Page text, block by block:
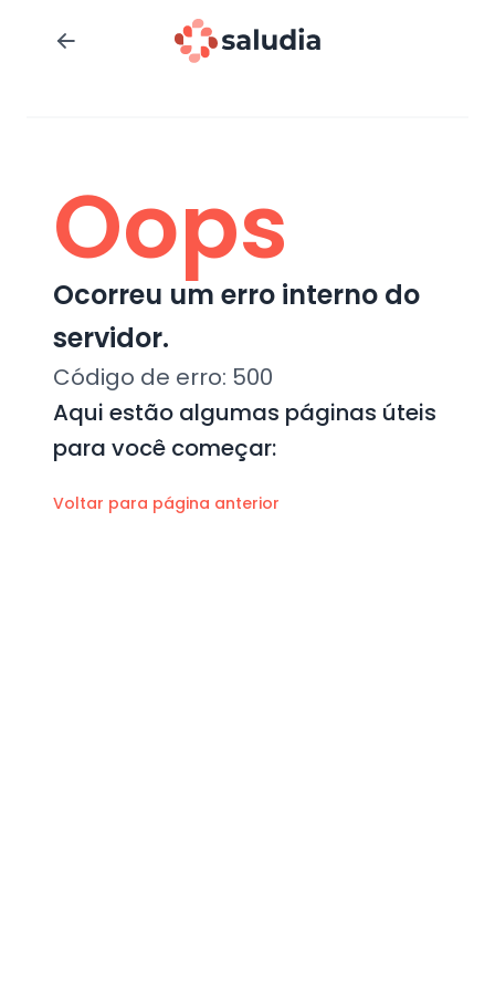
Oops
Ocorreu um erro interno do
servidor.
Código de erro: 500
Aqui estão algumas páginas úteis
para você começar:
Voltar para página anterior